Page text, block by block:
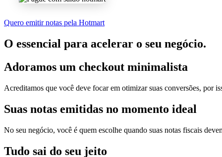
Visualize e gerencie suas notas fiscais